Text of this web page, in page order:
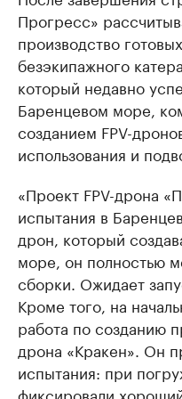
Прогресс»
производство
безэкипажного
который недавно
Баренцевом море,
созданием FPV-
использования и
«Проект FPV-дрона
испытания в
дрон, который
море, он полностью
сборки. Ожидает
Кроме того, на
работа по созданию
дрона «Кракен». Он
испытания: при
фиксировали